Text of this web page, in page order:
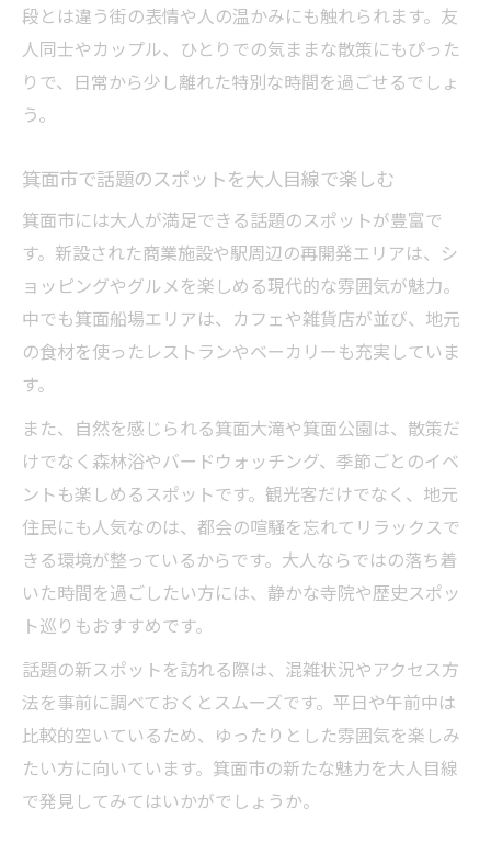
段とは違う街の表情や人の温かみにも触れられます。友
人同士やカップル、ひとりでの気ままな散策にもぴった
りで、日常から少し離れた特別な時間を過ごせるでしょ
う。
箕面市で話題のスポットを大人目線で楽しむ
箕面市には大人が満足できる話題のスポットが豊富で
す。新設された商業施設や駅周辺の再開発エリアは、シ
ョッピングやグルメを楽しめる現代的な雰囲気が魅力。
中でも箕面船場エリアは、カフェや雑貨店が並び、地元
の食材を使ったレストランやベーカリーも充実していま
す。
また、自然を感じられる箕面大滝や箕面公園は、散策だ
けでなく森林浴やバードウォッチング、季節ごとのイベ
ントも楽しめるスポットです。観光客だけでなく、地元
住民にも人気なのは、都会の喧騒を忘れてリラックスで
きる環境が整っているからです。大人ならではの落ち着
いた時間を過ごしたい方には、静かな寺院や歴史スポッ
ト巡りもおすすめです。
話題の新スポットを訪れる際は、混雑状況やアクセス方
法を事前に調べておくとスムーズです。平日や午前中は
比較的空いているため、ゆったりとした雰囲気を楽しみ
たい方に向いています。箕面市の新たな魅力を大人目線
で発見してみてはいかがでしょうか。